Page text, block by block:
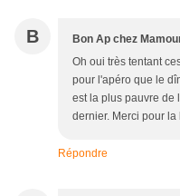
B Bon Ap chez
Oh oui très tentant
pour l'apéro que le
est la plus pauvre de
dernier. Merci pour
Répondre